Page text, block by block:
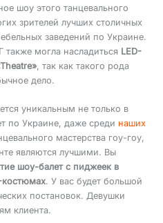
шоу этого танцевального
зрителей лучших столичных
заведений по Украине.
могла насладиться LED-
, так как такого рода
дело.
уникальным не только в
по Украине, даже среди наших
мастерства гоу-гоу,
являются лучшими. Вы
шоу-балет с пиджеек в
костюмах. У вас будет большой
постановок. Девушки
клиента.